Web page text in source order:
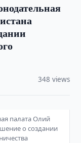
348 views
палата Олий
о создании